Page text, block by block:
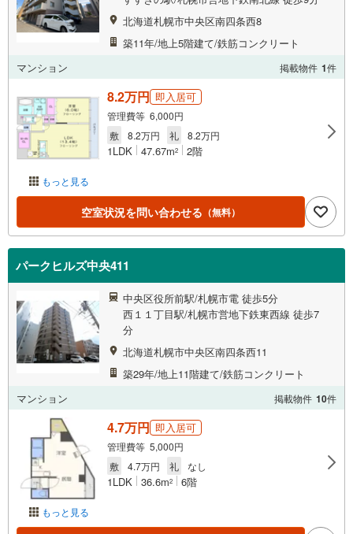
北海道札幌市中央区南四条西8
築11年/地上5階建て/鉄筋コンクリート
マンション
掲載物件 1件
もっと見る
8.2万円 即入居可
管理費等 6,000円
敷
8.2万円 礼 8.2万円
1LDK 47.67m2 2階
空室状況を問い合わせる （無料）
パークヒルズ中央411
中央区役所前駅/札幌市電 徒歩5分
西１１丁目駅/札幌市営地下鉄東西線 徒歩7
分
北海道札幌市中央区南四条西11
築29年/地上11階建て/鉄筋コンクリート
マンション
掲載物件 10件
もっと見る
4.7万円 即入居可
管理費等 5,000円
敷
4.7万円 礼 なし
1LDK 36.6m2 6階